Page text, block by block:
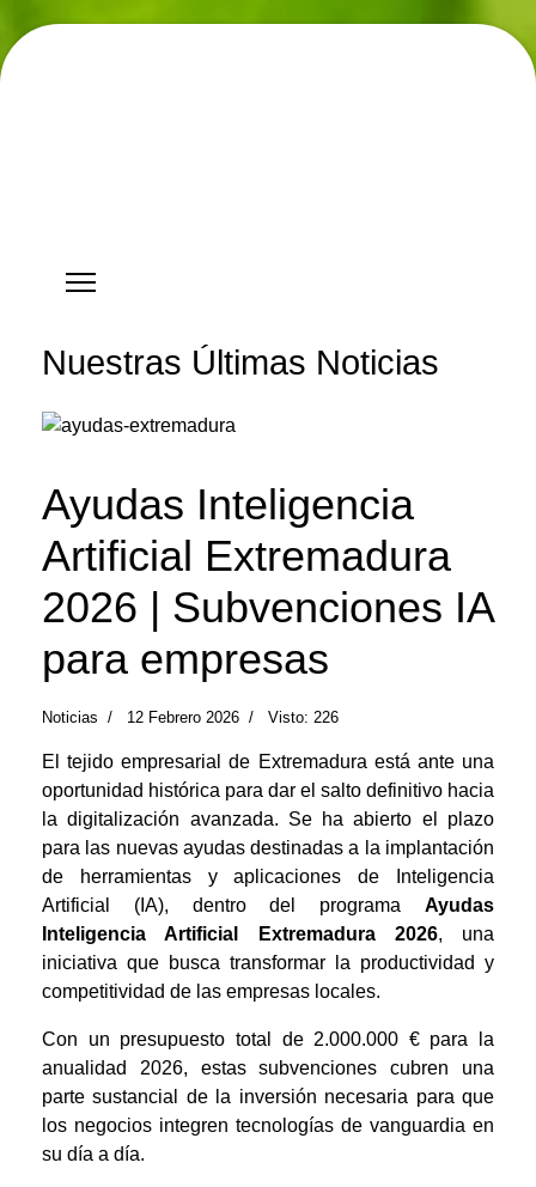
Nuestras Últimas Noticias
Ayudas Inteligencia
Artificial Extremadura
2026 | Subvenciones IA
para empresas
Noticias 12 Febrero 2026 Visto: 226
El tejido empresarial de Extremadura está ante una
oportunidad histórica para dar el salto definitivo hacia
la digitalización avanzada. Se ha abierto el plazo
para las nuevas ayudas destinadas a la implantación
de herramientas y aplicaciones de Inteligencia
Artificial (IA), dentro del programa Ayudas
Inteligencia Artificial Extremadura 2026, una
iniciativa que busca transformar la productividad y
competitividad de las empresas locales.
Con un presupuesto total de 2.000.000 € para la
anualidad 2026, estas subvenciones cubren una
parte sustancial de la inversión necesaria para que
los negocios integren tecnologías de vanguardia en
su día a día.